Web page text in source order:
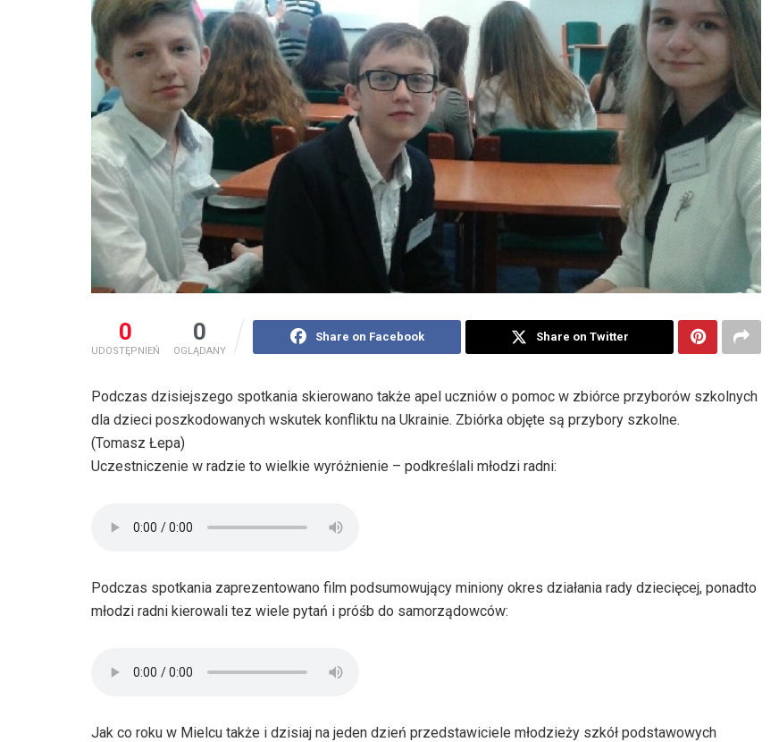
0
UDOSTĘPNIEŃ
0
OGLĄDANY
Share on Facebook Share on Twitter
Podczas dzisiejszego spotkania skierowano także apel uczniów o pomoc w zbiórce przyborów szkolnych
dla dzieci poszkodowanych wskutek konfliktu na Ukrainie. Zbiórka objęte są przybory szkolne.
(Tomasz Łepa)
Uczestniczenie w radzie to wielkie wyróżnienie – podkreślali młodzi radni:
Podczas spotkania zaprezentowano film podsumowujący miniony okres działania rady dziecięcej, ponadto
młodzi radni kierowali tez wiele pytań i próśb do samorządowców:
Jak co roku w Mielcu także i dzisiaj na jeden dzień przedstawiciele młodzieży szkół podstawowych